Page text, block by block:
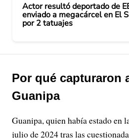
Actor resultó deportado de
enviado a megacárcel en El
por 2 tatuajes
Por qué capturaron
Guanipa
Guanipa, quien había estado en
julio de 2024 tras las